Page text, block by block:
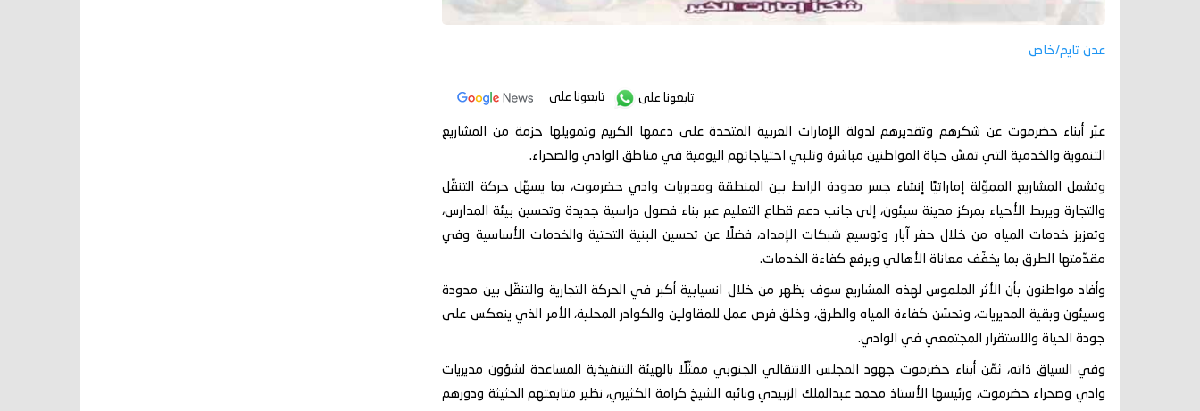
عدن تايم/خاص
تابعونا على تابعونا على
عبّر أبناء حضرموت عن شكرهم وتقديرهم لدولة الإمارات العربية المتحدة على دعمها الكريم وتمويلها حزمة من المشاريع
التنموية والخدمية التي تمسّ حياة المواطنين مباشرة وتلبي احتياجاتهم اليومية في مناطق الوادي والصحراء.
وتشمل المشاريع المموّلة إماراتيًا إنشاء جسر مدودة الرابط بين المنطقة ومديريات وادي حضرموت، بما يسهّل حركة التنقّل
والتجارة ويربط الأحياء بمركز مدينة سيئون، إلى جانب دعم قطاع التعليم عبر بناء فصول دراسية جديدة وتحسين بيئة المدارس،
وتعزيز خدمات المياه من خلال حفر آبار وتوسيع شبكات الإمداد، فضلًا عن تحسين البنية التحتية والخدمات الأساسية وفي
مقدّمتها الطرق بما يخفّف معاناة الأهالي ويرفع كفاءة الخدمات.
وأفاد مواطنون بأن الأثر الملموس لهذه المشاريع سوف يظهر من خلال انسيابية أكبر في الحركة التجارية والتنقّل بين مدودة
وسيئون وبقية المديريات، وتحسّن كفاءة المياه والطرق، وخلق فرص عمل للمقاولين والكوادر المحلية، الأمر الذي ينعكس على
جودة الحياة والاستقرار المجتمعي في الوادي.
وفي السياق ذاته، ثمّن أبناء حضرموت جهود المجلس الانتقالي الجنوبي ممثّلًا بالهيئة التنفيذية المساعدة لشؤون مديريات
وادي وصحراء حضرموت، ورئيسها الأستاذ محمد عبدالملك الزبيدي ونائبه الشيخ كرامة الكثيري، نظير متابعتهم الحثيثة ودورهم